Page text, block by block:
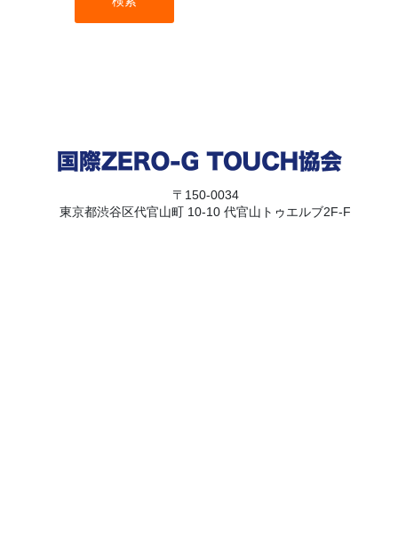
〒150-0034
東京都渋谷区代官山町 10-10 代官山トゥエルブ2F-F